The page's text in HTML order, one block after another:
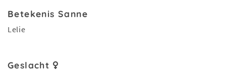
Betekenis Sanne
Lelie
Geslacht